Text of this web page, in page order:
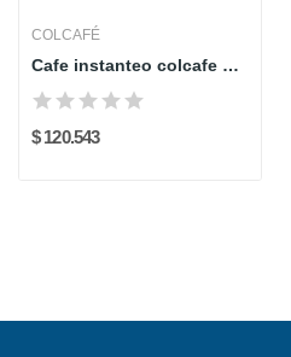
COLCAFÉ
Cafe instanteo colcafe clasico bolsa x 500 gr
$ 120.543